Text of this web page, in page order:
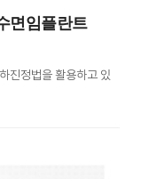
면임플란트
진정법을 활용하고 있